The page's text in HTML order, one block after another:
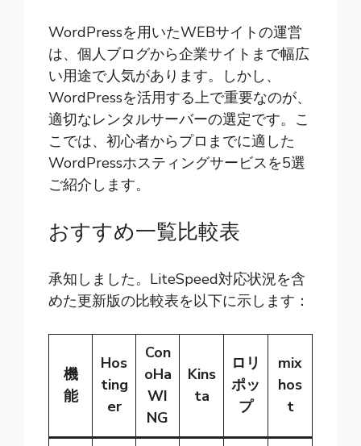
WordPressを用いたWEBサイトの運営
は、個人ブログから企業サイトまで幅広
い用途で人気があります。しかし、
WordPressを活用する上で重要なのが、
適切なレンタルサーバーの選定です。こ
こでは、初心者からプロまでに適した
WordPressホスティングサービスを5選
ご紹介します。
おすすめ一覧比較表
承知しました。LiteSpeed対応状況を含
めた更新版の比較表を以下に示します：
機
能
Hos
ting
er
Con
oHa
WI
NG
Kins
ta
ロリ
ポッ
プ
mix
hos
t